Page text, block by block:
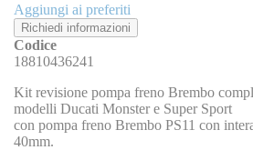
Aggiungi ai preferiti
Richiedi informazioni
Codice
18810436241
Kit revisione pompa freno Brembo
modelli Ducati Monster e Super Sport
con pompa freno Brembo PS11 con
40mm.